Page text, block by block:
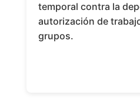
temporal contra la
autorización de
grupos.